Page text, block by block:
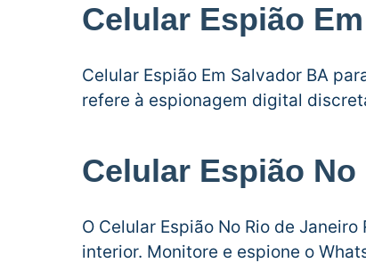
Celular Espião
Celular Espião Em Salvador BA
refere à espionagem digital
Celular Espião
O Celular Espião No Rio de
interior. Monitore e espione o